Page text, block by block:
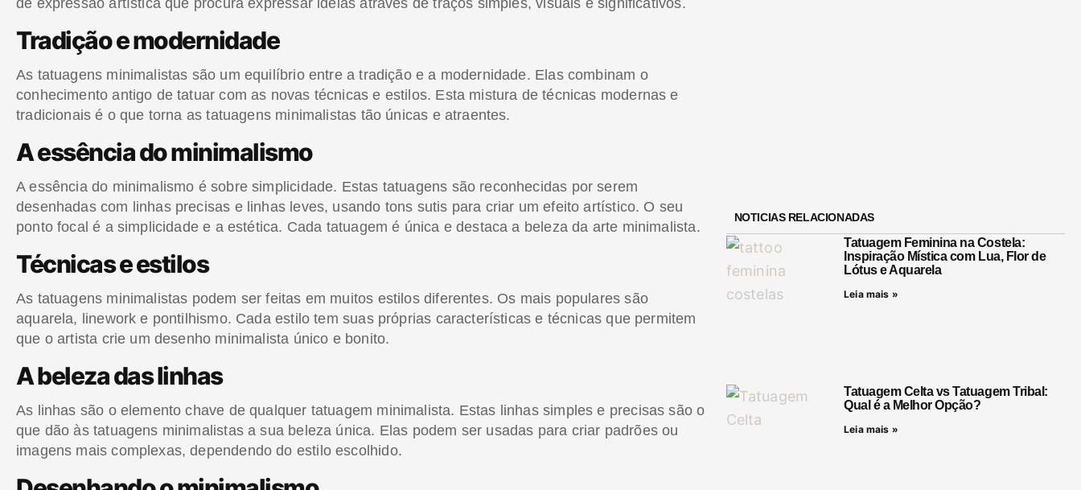
Tradição e modernidade
As tatuagens minimalistas são um equilíbrio entre a tradição e a modernidade. Elas combinam o
conhecimento antigo de tatuar com as novas técnicas e estilos. Esta mistura de técnicas modernas e
tradicionais é o que torna as tatuagens minimalistas tão únicas e atraentes.
A essência do minimalismo
A essência do minimalismo é sobre simplicidade. Estas tatuagens são reconhecidas por serem
desenhadas com linhas precisas e linhas leves, usando tons sutis para criar um efeito artístico. O seu
ponto focal é a simplicidade e a estética. Cada tatuagem é única e destaca a beleza da arte minimalista.
Técnicas e estilos
As tatuagens minimalistas podem ser feitas em muitos estilos diferentes. Os mais populares são
aquarela, linework e pontilhismo. Cada estilo tem suas próprias características e técnicas que permitem
que o artista crie um desenho minimalista único e bonito.
A beleza das linhas
As linhas são o elemento chave de qualquer tatuagem minimalista. Estas linhas simples e precisas são o
que dão às tatuagens minimalistas a sua beleza única. Elas podem ser usadas para criar padrões ou
imagens mais complexas, dependendo do estilo escolhido.
NOTICIAS RELACIONADAS
Tatuagem Feminina na Costela:
Inspiração Mística com Lua, Flor de
Lótus e Aquarela
Leia mais »
Tatuagem Celta vs Tatuagem Tribal:
Qual é a Melhor Opção?
Leia mais »